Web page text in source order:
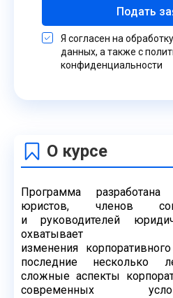
Подать
Я согласен на
данных, а также с
конфиденциальности
О курсе
Программа
юристов, членов
ируководителей
охватывает
изменения
последние несколько
сложные аспекты
современных